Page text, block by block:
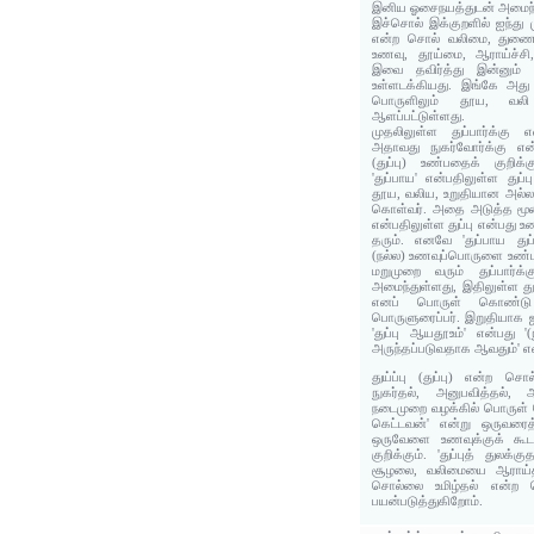
இனிய ஓசைநயத்துடன்
இச்சொல் இக்குறளில் ஐந்து
என்ற சொல் வலிமை, துணை,
உணவு, தூய்மை, ஆராய்ச்சி,
இவை தவிர்த்து இன்னும்
உள்ளடக்கியது. இங்கே அது
பொருளிலும் தூய,
ஆளப்பட்டுள்ளது.
முதலிலுள்ள
அதாவது நுகர்வோர்க்கு
(துப்பு) உண்பதைக்
'துப்பாய' என்பதிலுள்ள
தூய, வலிய, உறுதியான
கொள்வர். அதை அடுத்த
என்பதிலுள்ள துப்பு என்பது
தரும். எனவே 'துப்பாய
(நல்ல) உணவுப்பொருளை
மறுமுறை வரும்
அமைந்துள்ளது, இதிலுள்ள
எனப் பொருள் கொண்டு
பொருளுரைப்பர். இறுதியாக
'துப்பு ஆயதூஉம்' என்பது
அருந்தப்படுவதாக ஆவதும்'
துய்ப்பு (துப்பு) என்ற
நுகர்தல், அனுபவித்தல்,
நடைமுறை வழக்கில் பொருள்
கெட்டவன்' என்று
ஒருவேளை உணவுக்குக்
குறிக்கும். 'துப்புத்
சூழலை, வலிமையை
சொல்லை உமிழ்தல் என்ற
பயன்படுத்துகிறோம்.